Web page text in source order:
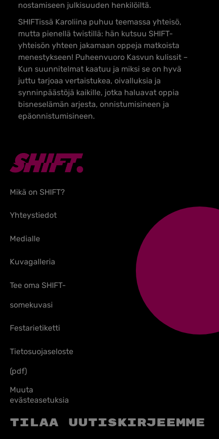
nostamiseen julkisuuden henkilöiltä.
SHIFTissä Karoliina puhuu teemassa yhteisö,
mutta pienellä twistillä: hän kutsuu SHIFT-
yhteisön yhteen jakamaan oppeja matkoista
menestykseen! Puheenvuoro Kasvun kulissit –
Kun suunnitelmat kaatuu ja miksi se on hyvä
juttu tarjoaa vertaistukea, oivalluksia ja
synninpäästöjä kaikille, jotka haluavat oppia
bisneselämän arjesta, onnistumisineen ja
epäonnistumisineen.
Mikä on SHIFT?
Yhteystiedot
Medialle
Kuvagalleria
Tee oma SHIFT-
somekuvasi
Festarietiketti
Tietosuojaseloste
(pdf)
Muuta
evästeasetuksia
Tilaa uutiskirjeemme